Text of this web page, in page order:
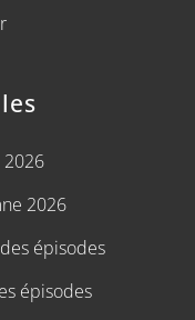
2026
2026
épisodes
épisodes